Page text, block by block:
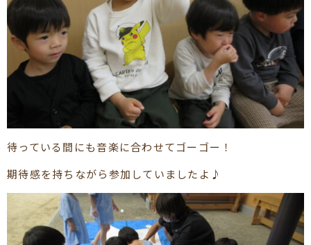
待っている間にも音楽に合わせてゴーゴー！
期待感を持ちながら参加していましたよ♪